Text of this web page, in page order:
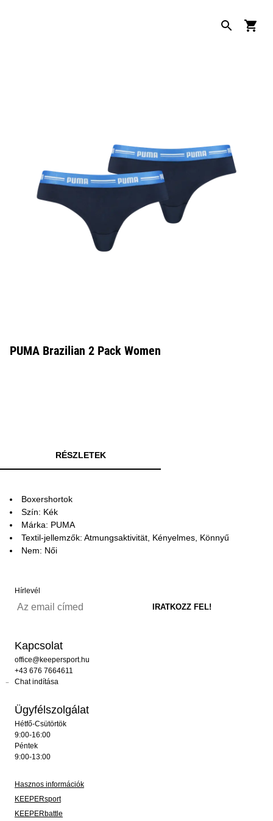
PUMA Brazilian 2 Pack Women
RÉSZLETEK
Boxershortok
Szín: Kék
Márka: PUMA
Textil-jellemzők: Atmungsaktivität, Kényelmes, Könnyű
Nem: Női
Hírlevél
Kapcsolat
office@keepersport.hu
+43 676 7664611
Chat indítása
Ügyfélszolgálat
Hétfő-Csütörtök
9:00-16:00
Péntek
9:00-13:00
Hasznos információk
KEEPERsport
KEEPERbattle